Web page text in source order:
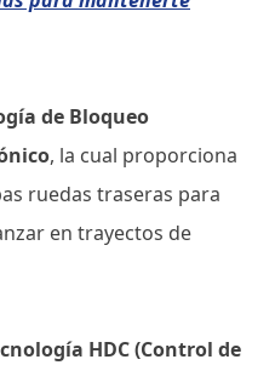
de Bloqueo
, la cual proporciona
ruedas traseras para
en trayectos de
HDC (Control de